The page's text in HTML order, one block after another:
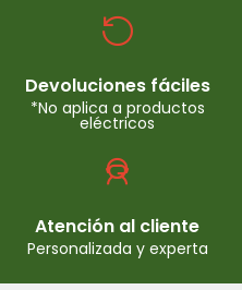
Devoluciones fáciles
*No aplica a productos
eléctricos
Atención al cliente
Personalizada y experta